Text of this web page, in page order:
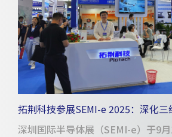
拓荆科技参展SEMI-e 2025：深化
果亮眼
深圳国际半导体展（SEMI-e）于9